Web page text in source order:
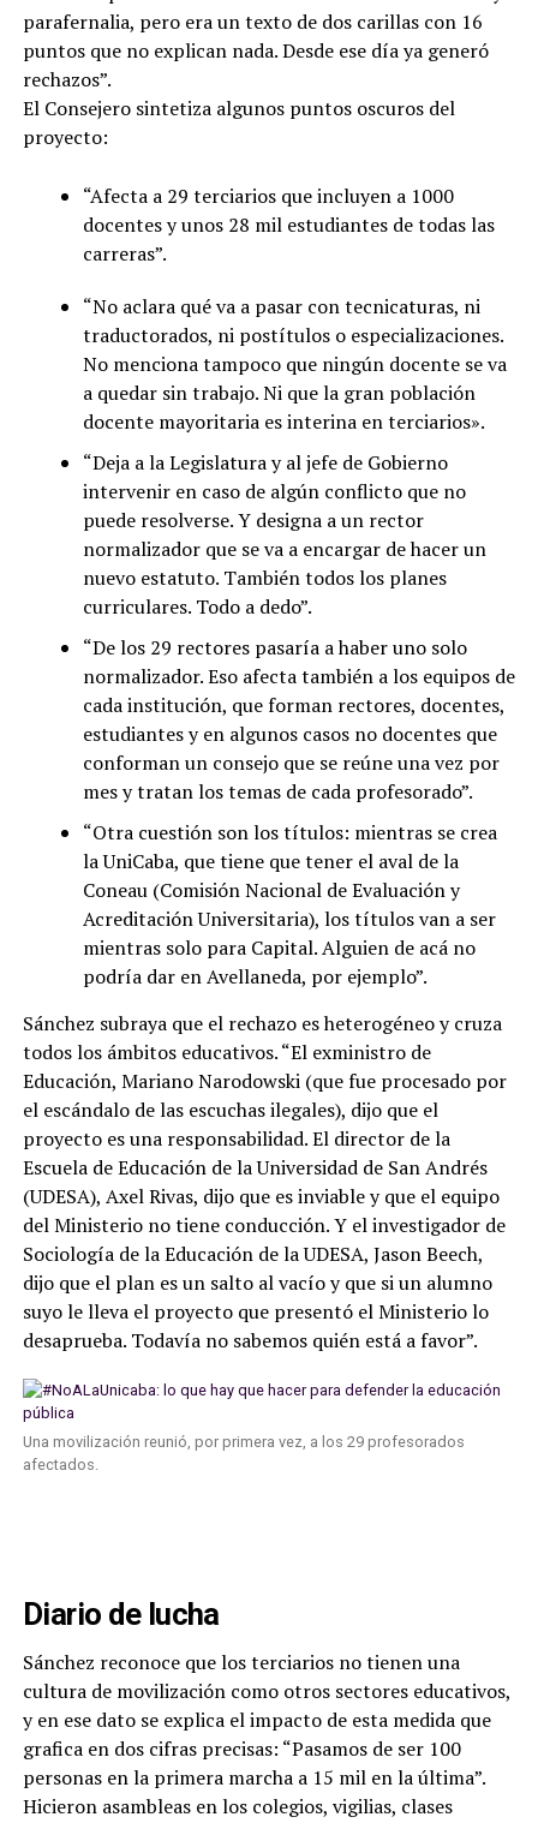
parafernalia, pero era un texto de dos carillas con 16
puntos que no explican nada. Desde ese día ya generó
rechazos”.
El Consejero sintetiza algunos puntos oscuros del
proyecto:
“Afecta a 29 terciarios que incluyen a 1000
docentes y unos 28 mil estudiantes de todas las
carreras”.
“No aclara qué va a pasar con tecnicaturas, ni
traductorados, ni postítulos o especializaciones.
No menciona tampoco que ningún docente se va
a quedar sin trabajo. Ni que la gran población
docente mayoritaria es interina en terciarios».
“Deja a la Legislatura y al jefe de Gobierno
intervenir en caso de algún conflicto que no
puede resolverse. Y designa a un rector
normalizador que se va a encargar de hacer un
nuevo estatuto. También todos los planes
curriculares. Todo a dedo”.
“De los 29 rectores pasaría a haber uno solo
normalizador. Eso afecta también a los equipos de
cada institución, que forman rectores, docentes,
estudiantes y en algunos casos no docentes que
conforman un consejo que se reúne una vez por
mes y tratan los temas de cada profesorado”.
“Otra cuestión son los títulos: mientras se crea
la UniCaba, que tiene que tener el aval de la
Coneau (Comisión Nacional de Evaluación y
Acreditación Universitaria), los títulos van a ser
mientras solo para Capital. Alguien de acá no
podría dar en Avellaneda, por ejemplo”.
Sánchez subraya que el rechazo es heterogéneo y cruza
todos los ámbitos educativos. “El exministro de
Educación, Mariano Narodowski (que fue procesado por
el escándalo de las escuchas ilegales), dijo que el
proyecto es una responsabilidad. El director de la
Escuela de Educación de la Universidad de San Andrés
(UDESA), Axel Rivas, dijo que es inviable y que el equipo
del Ministerio no tiene conducción. Y el investigador de
Sociología de la Educación de la UDESA, Jason Beech,
dijo que el plan es un salto al vacío y que si un alumno
suyo le lleva el proyecto que presentó el Ministerio lo
desaprueba. Todavía no sabemos quién está a favor”.
Una movilización reunió, por primera vez, a los 29 profesorados
afectados.
Diario de lucha
Sánchez reconoce que los terciarios no tienen una
cultura de movilización como otros sectores educativos,
y en ese dato se explica el impacto de esta medida que
grafica en dos cifras precisas: “Pasamos de ser 100
personas en la primera marcha a 15 mil en la última”.
Hicieron asambleas en los colegios, vigilias, clases